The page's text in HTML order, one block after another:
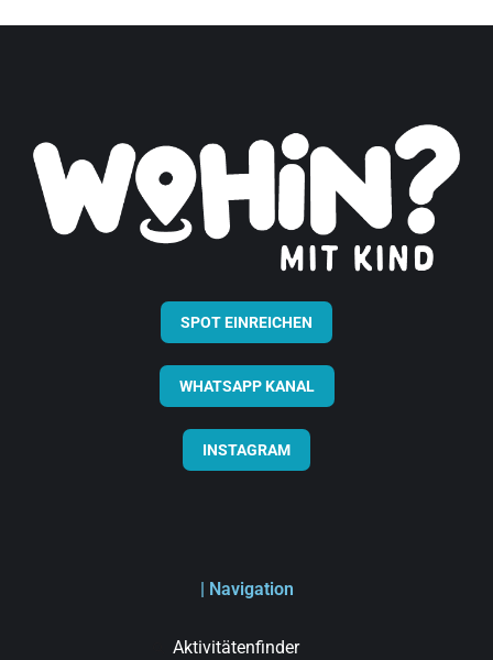
SPOT EINREICHEN
WHATSAPP KANAL
INSTAGRAM
| Navigation
Aktivitätenfinder